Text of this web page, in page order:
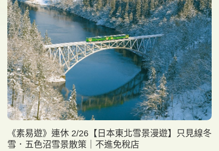
《素易遊》連休 2/26【日本東北雪景漫遊】只見線冬
雪．五色沼雪景散策｜不進免稅店